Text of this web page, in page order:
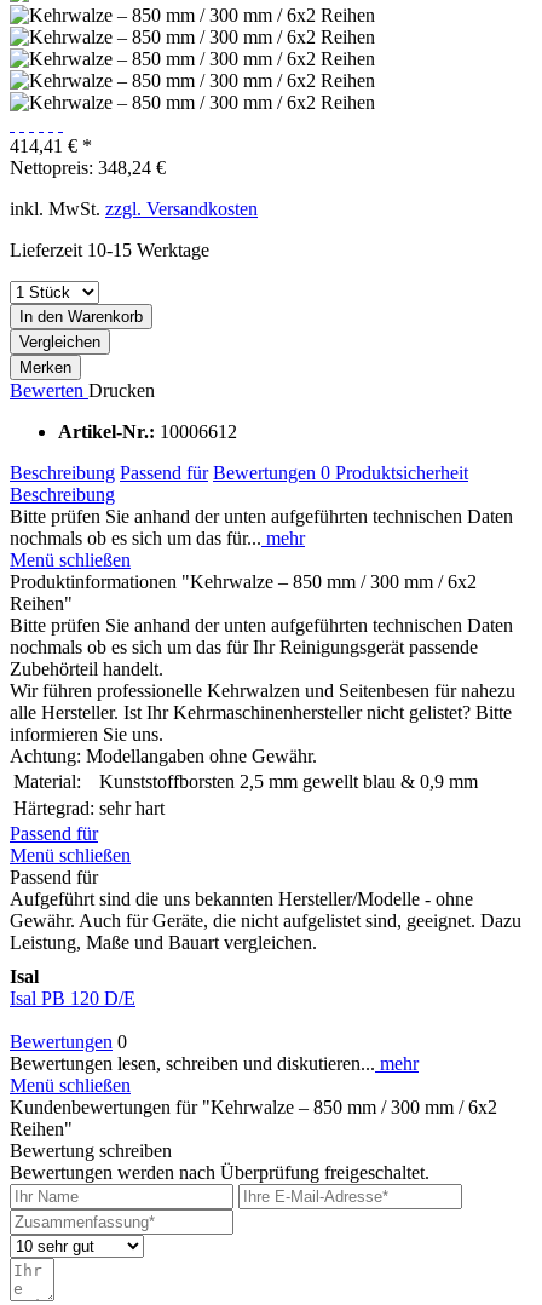
414,41 € *
Nettopreis: 348,24 €
inkl. MwSt. zzgl. Versandkosten
Lieferzeit 10-15 Werktage
In den Warenkorb
Vergleichen
Merken
Bewerten Drucken
Artikel-Nr.: 10006612
Beschreibung Passend für Bewertungen 0 Produktsicherheit
Beschreibung
Bitte prüfen Sie anhand der unten aufgeführten technischen Daten
nochmals ob es sich um das für... mehr
Menü schließen
Produktinformationen "Kehrwalze – 850 mm / 300 mm / 6x2
Reihen"
Bitte prüfen Sie anhand der unten aufgeführten technischen Daten
nochmals ob es sich um das für Ihr Reinigungsgerät passende
Zubehörteil handelt.
Wir führen professionelle Kehrwalzen und Seitenbesen für nahezu
alle Hersteller. Ist Ihr Kehrmaschinenhersteller nicht gelistet? Bitte
informieren Sie uns.
Achtung: Modellangaben ohne Gewähr.
Material:
Kunststoffborsten 2,5 mm gewellt blau & 0,9 mm
Härtegrad: sehr hart
Passend für
Menü schließen
Passend für
Aufgeführt sind die uns bekannten Hersteller/Modelle - ohne
Gewähr. Auch für Geräte, die nicht aufgelistet sind, geeignet. Dazu
Leistung, Maße und Bauart vergleichen.
Isal
Isal PB 120 D/E
Bewertungen 0
Bewertungen lesen, schreiben und diskutieren... mehr
Menü schließen
Kundenbewertungen für "Kehrwalze – 850 mm / 300 mm / 6x2
Reihen"
Bewertung schreiben
Bewertungen werden nach Überprüfung freigeschaltet.